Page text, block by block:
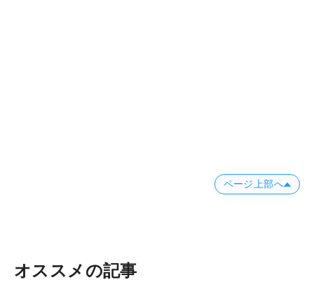
ページ上部へ
オススメの記事